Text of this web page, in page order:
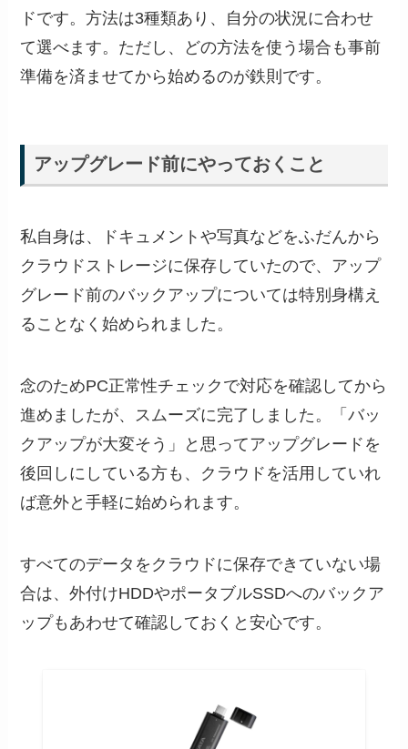
ドです。方法は3種類あり、自分の状況に合わせ
て選べます。ただし、どの方法を使う場合も事前
準備を済ませてから始めるのが鉄則です。
アップグレード前にやっておくこと
私自身は、ドキュメントや写真などをふだんから
クラウドストレージに保存していたので、アップ
グレード前のバックアップについては特別身構え
ることなく始められました。
念のためPC正常性チェックで対応を確認してから
進めましたが、スムーズに完了しました。「バッ
クアップが大変そう」と思ってアップグレードを
後回しにしている方も、クラウドを活用していれ
ば意外と手軽に始められます。
すべてのデータをクラウドに保存できていない場
合は、外付けHDDやポータブルSSDへのバックア
ップもあわせて確認しておくと安心です。